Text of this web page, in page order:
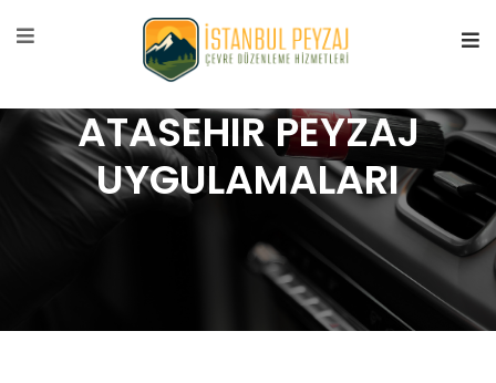
ATASEHIR PEYZAJ
UYGULAMALARI